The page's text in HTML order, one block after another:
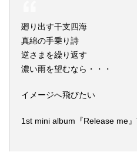
廻り出す干支四海
真綿の手乗り詩
逆さまを繰り返す
濃い雨を望むなら・・・
イメージへ飛びたい
1st mini album『Release me